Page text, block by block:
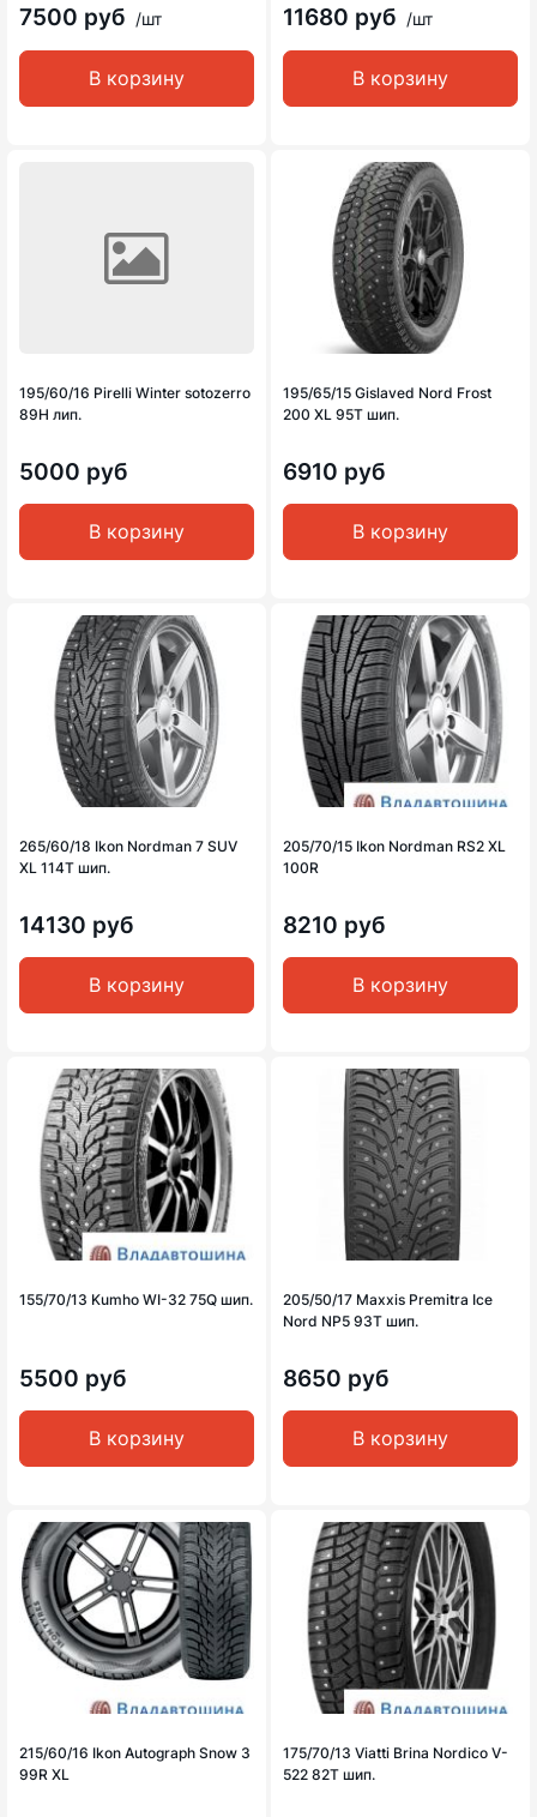
7500 руб /шт
В корзину
11680 руб /шт
В корзину
195/60/16 Pirelli Winter sotozerro
89H лип.
5000 руб
В корзину
195/65/15 Gislaved Nord Frost
200 XL 95T шип.
6910 руб
В корзину
265/60/18 Ikon Nordman 7 SUV
XL 114T шип.
14130 руб
В корзину
205/70/15 Ikon Nordman RS2 XL
100R
8210 руб
В корзину
155/70/13 Kumho WI-32 75Q шип.
5500 руб
В корзину
205/50/17 Maxxis Premitra Ice
Nord NP5 93T шип.
8650 руб
В корзину
215/60/16 Ikon Autograph Snow 3
99R XL
175/70/13 Viatti Brina Nordico V-
522 82T шип.